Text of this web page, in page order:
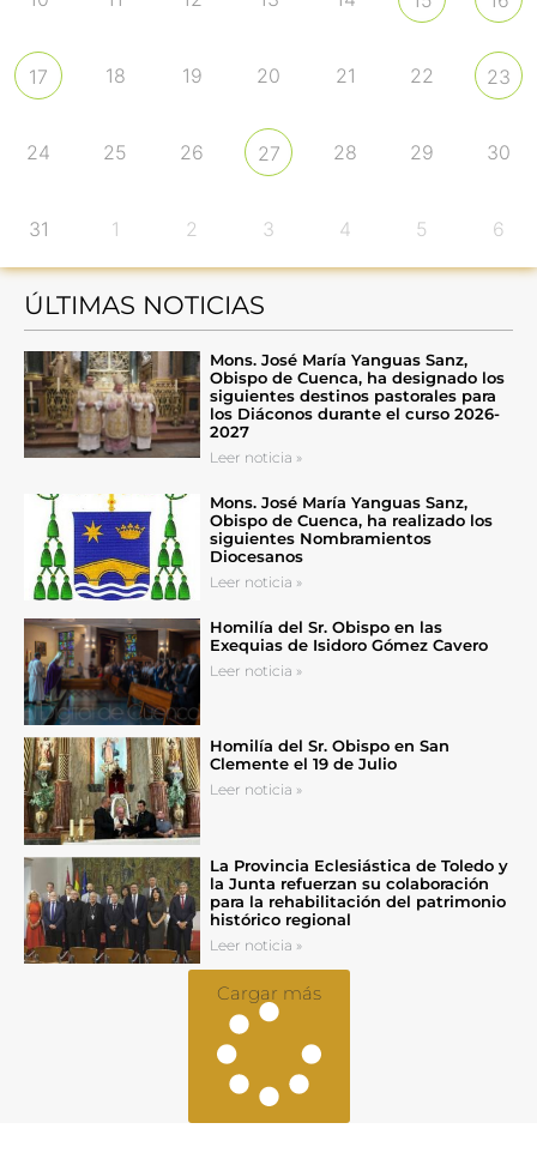
17 18 19 20 21 22 23
24 25 26 27 28 29 30
31 1 2 3 4 5 6
ÚLTIMAS NOTICIAS
Mons. José María Yanguas Sanz,
Obispo de Cuenca, ha designado los
siguientes destinos pastorales para
los Diáconos durante el curso 2026-
2027
Leer noticia »
Mons. José María Yanguas Sanz,
Obispo de Cuenca, ha realizado los
siguientes Nombramientos
Diocesanos
Leer noticia »
Homilía del Sr. Obispo en las
Exequias de Isidoro Gómez Cavero
Leer noticia »
Homilía del Sr. Obispo en San
Clemente el 19 de Julio
Leer noticia »
La Provincia Eclesiástica de Toledo y
la Junta refuerzan su colaboración
para la rehabilitación del patrimonio
histórico regional
Leer noticia »
Cargar más